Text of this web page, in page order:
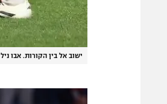
ישוב אל בין הקורות. אבו ניל